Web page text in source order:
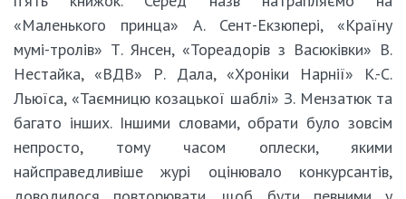
«Маленького принца» А. Сент-Екзюпері, «Країну
мумі-тролів» Т. Янсен, «Тореадорів з Васюківки» В.
Нестайка, «ВДВ» Р. Дала, «Хроніки Нарнії» К.-С.
Льюїса, «Таємницю козацької шаблі» З. Мензатюк та
багато інших. Іншими словами, обрати було зовсім
непросто, тому часом оплески, якими
найсправедливіше журі оцінювало конкурсантів,